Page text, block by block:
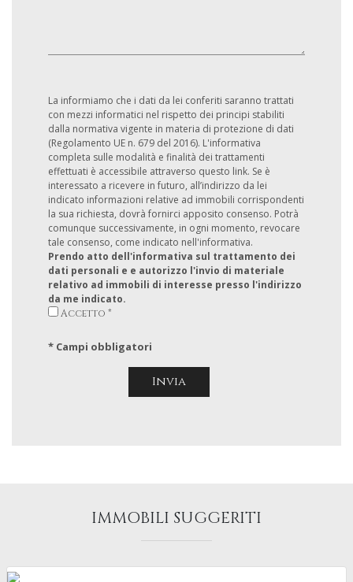
La informiamo che i dati da lei conferiti saranno trattati
con mezzi informatici nel rispetto dei principi stabiliti
dalla normativa vigente in materia di protezione di dati
(Regolamento UE n. 679 del 2016). L'informativa
completa sulle modalità e finalità dei trattamenti
effettuati è accessibile attraverso questo link. Se è
interessato a ricevere in futuro, all’indirizzo da lei
indicato informazioni relative ad immobili corrispondenti
la sua richiesta, dovrà fornirci apposito consenso. Potrà
comunque successivamente, in ogni momento, revocare
tale consenso, come indicato nell'informativa.
Prendo atto dell'informativa sul trattamento dei
dati personali e e autorizzo l'invio di materiale
relativo ad immobili di interesse presso l'indirizzo
da me indicato.
Accetto *
* Campi obbligatori
IMMOBILI SUGGERITI